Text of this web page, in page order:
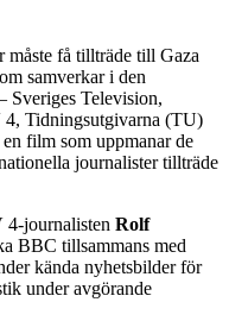
samverkar i den
Sveriges Television,
Tidningsutgivarna (TU)
film som uppmanar de
journalister tillträde
4-journalisten Rolf
BBC tillsammans med
kända nyhetsbilder för
under avgörande